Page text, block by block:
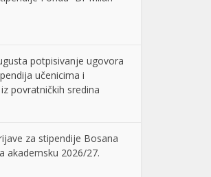
potpisivanje ugovora
učenicima i
povratničkih sredina
za stipendije Bosana
akademsku 2026/27.